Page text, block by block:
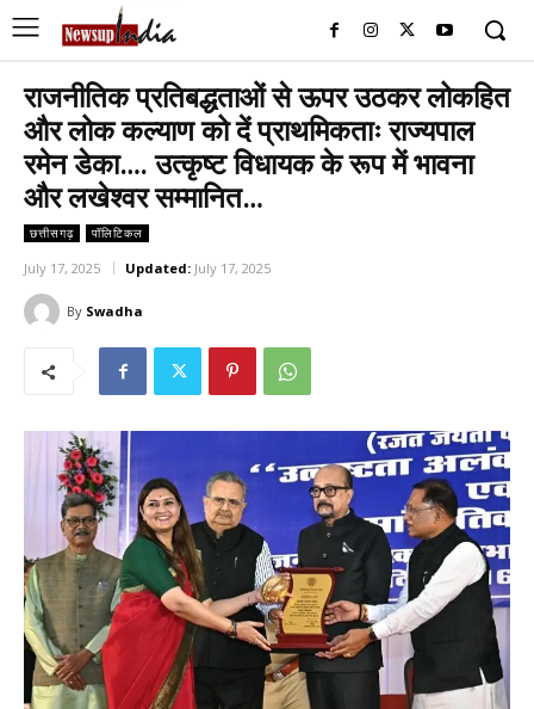
राजनीतिक प्रतिबद्धताओं से ऊपर उठकर लोकहित
और लोक कल्याण को दें प्राथमिकताः राज्यपाल
रमेन डेका…. उत्कृष्ट विधायक के रूप में भावना
और लखेश्वर सम्मानित…
छत्तीसगढ़ पॉलिटिकल
July 17, 2025 Updated: July 17, 2025
By Swadha